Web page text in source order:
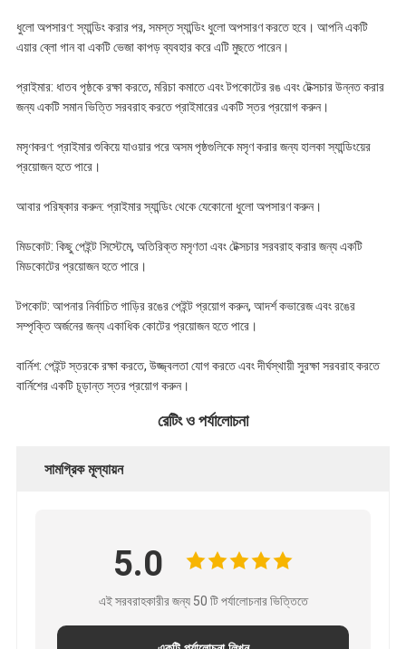
ধুলো অপসারণ: স্যান্ডিং করার পর, সমস্ত স্যান্ডিং ধুলো অপসারণ করতে হবে। আপনি একটি
এয়ার ব্লো গান বা একটি ভেজা কাপড় ব্যবহার করে এটি মুছতে পারেন।
প্রাইমার: ধাতব পৃষ্ঠকে রক্ষা করতে, মরিচা কমাতে এবং টপকোটের রঙ এবং টেক্সচার উন্নত করার
জন্য একটি সমান ভিত্তি সরবরাহ করতে প্রাইমারের একটি স্তর প্রয়োগ করুন।
মসৃণকরণ: প্রাইমার শুকিয়ে যাওয়ার পরে অসম পৃষ্ঠগুলিকে মসৃণ করার জন্য হালকা স্যান্ডিংয়ের
প্রয়োজন হতে পারে।
আবার পরিষ্কার করুন: প্রাইমার স্যান্ডিং থেকে যেকোনো ধুলো অপসারণ করুন।
মিডকোট: কিছু পেইন্ট সিস্টেমে, অতিরিক্ত মসৃণতা এবং টেক্সচার সরবরাহ করার জন্য একটি
মিডকোটের প্রয়োজন হতে পারে।
টপকোট: আপনার নির্বাচিত গাড়ির রঙের পেইন্ট প্রয়োগ করুন, আদর্শ কভারেজ এবং রঙের
সম্পৃক্তি অর্জনের জন্য একাধিক কোটের প্রয়োজন হতে পারে।
বার্নিশ: পেইন্ট স্তরকে রক্ষা করতে, উজ্জ্বলতা যোগ করতে এবং দীর্ঘস্থায়ী সুরক্ষা সরবরাহ করতে
বার্নিশের একটি চূড়ান্ত স্তর প্রয়োগ করুন।
রেটিং ও পর্যালোচনা
সামগ্রিক মূল্যায়ন
5.0
এই সরবরাহকারীর জন্য 50 টি পর্যালোচনার ভিত্তিতে